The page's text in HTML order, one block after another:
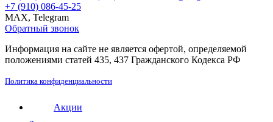
+7 (910) 086-45-25
MAX, Telegram
Обратный звонок
Информация на сайте не является офертой, определяемой
положениями статей 435, 437 Гражданского Кодекса РФ
Политика конфиденциальности
Акции